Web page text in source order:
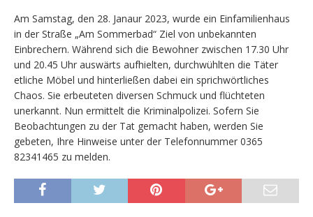
Am Samstag, den 28. Janaur 2023, wurde ein Einfamilienhaus
in der Straße „Am Sommerbad“ Ziel von unbekannten
Einbrechern. Während sich die Bewohner zwischen 17.30 Uhr
und 20.45 Uhr auswärts aufhielten, durchwühlten die Täter
etliche Möbel und hinterließen dabei ein sprichwörtliches
Chaos. Sie erbeuteten diversen Schmuck und flüchteten
unerkannt. Nun ermittelt die Kriminalpolizei. Sofern Sie
Beobachtungen zu der Tat gemacht haben, werden Sie
gebeten, Ihre Hinweise unter der Telefonnummer 0365
82341465 zu melden.